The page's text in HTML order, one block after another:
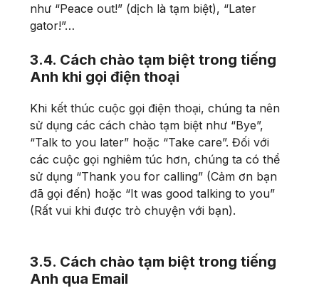
như “Peace out!” (dịch là tạm biệt), “Later
gator!”…
3.4. Cách chào tạm biệt trong tiếng
Anh khi gọi điện thoại
Khi kết thúc cuộc gọi điện thoại, chúng ta nên
sử dụng các cách chào tạm biệt như “Bye”,
“Talk to you later” hoặc “Take care”. Đối với
các cuộc gọi nghiêm túc hơn, chúng ta có thể
sử dụng “Thank you for calling” (Cảm ơn bạn
đã gọi đến) hoặc “It was good talking to you”
(Rất vui khi được trò chuyện với bạn).
3.5. Cách chào tạm biệt trong tiếng
Anh qua Email